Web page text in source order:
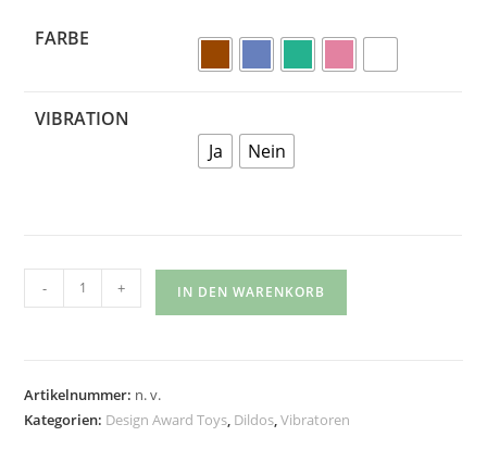
FARBE
VIBRATION
Ja
Nein
- + IN DEN WARENKORB
Artikelnummer: n. v.
Kategorien: Design Award Toys Dildos ,Vibratoren